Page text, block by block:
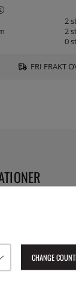
2
2
0
FRI FRAKT
CHANGE